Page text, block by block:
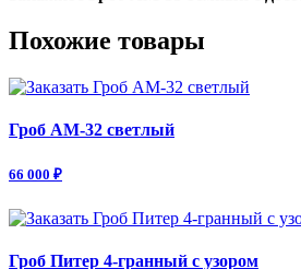
Похожие товары
Гроб АМ-32 светлый
66 000 ₽
Гроб Питер 4-гранный с узором